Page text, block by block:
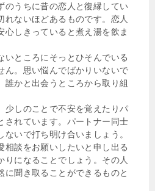
のうちに昔の恋人と復縁してい
れないほどあるものです。恋人
心しきっていると煮え湯を飲ま
いところにそっとひそんでいる
ん。思い悩んでばかりいないで
誰かと出会うところから取り組
少しのことで不安を覚えたりパ
されています。パートナー同士
いで打ち明け合いましょう。
相談をお願いしたいと申し出る
りになることでしょう。その人
に聞き取ることができるものと